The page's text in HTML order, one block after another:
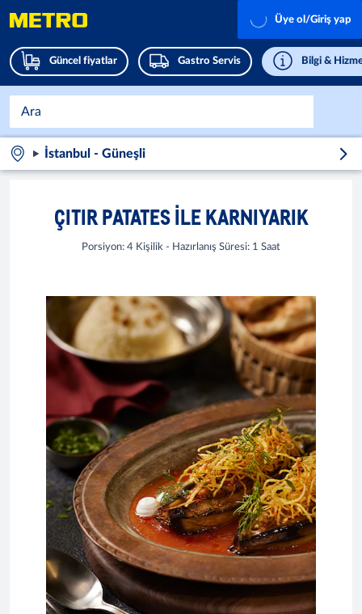
Güncel fiyatlar Gastro Servis Bilgi &
Üye ol/Giriş yap
İstanbul - Güneşli
ÇITIR PATATES ILE KARNIYARIK
Porsiyon: 4 Kişilik - Hazırlanış Süresi: 1 Saat